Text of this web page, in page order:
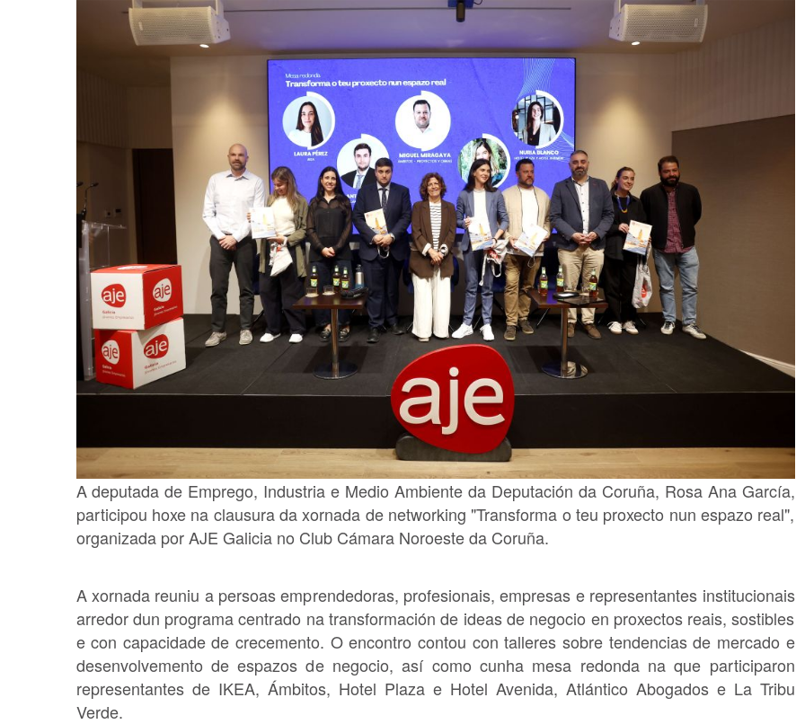
A deputada de Emprego, Industria e Medio Ambiente da Deputación da Coruña, Rosa Ana García,
participou hoxe na clausura da xornada de networking "Transforma o teu proxecto nun espazo real",
organizada por AJE Galicia no Club Cámara Noroeste da Coruña.
A xornada reuniu a persoas emprendedoras, profesionais, empresas e representantes institucionais
arredor dun programa centrado na transformación de ideas de negocio en proxectos reais, sostibles
e con capacidade de crecemento. O encontro contou con talleres sobre tendencias de mercado e
desenvolvemento de espazos de negocio, así como cunha mesa redonda na que participaron
representantes de IKEA, Ámbitos, Hotel Plaza e Hotel Avenida, Atlántico Abogados e La Tribu
Verde.